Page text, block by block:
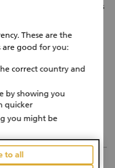
werden verwaiste Babies
in die Natur entlassen
Arbeiten
und mit viel Herzblut.
gewährleistet werden
notwendig.
Vierbeinern helfen?
These are the
are good for you:
correct country and
by showing you
quicker
you might be
to all